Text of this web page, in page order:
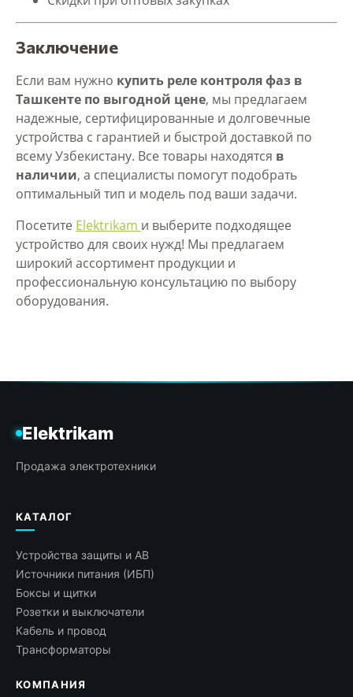
Заключение
Если вам нужно купить реле контроля фаз в
Ташкенте по выгодной цене, мы предлагаем
надежные, сертифицированные и долговечные
устройства с гарантией и быстрой доставкой по
всему Узбекистану. Все товары находятся в
наличии, а специалисты помогут подобрать
оптимальный тип и модель под ваши задачи.
Посетите Elektrikam и выберите подходящее
устройство для своих нужд! Мы предлагаем
широкий ассортимент продукции и
профессиональную консультацию по выбору
оборудования.
Elektrikam
Продажа электротехники
КАТАЛОГ
Устройства защиты и АВ
Источники питания (ИБП)
Боксы и щитки
Розетки и выключатели
Кабель и провод
Трансформаторы
КОМПАНИЯ